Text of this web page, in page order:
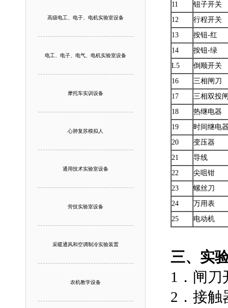
高级电工、电子、电机实验室设备
电工、电子、电气、电机实验室设备
摩托车实训设备
心肺复苏模拟人
通用技术实验室设备
劳技实验室设备
采暖通风和空调制冷实验装置
农机教学设备
11
钮子开关
12
行程开关
13
按钮-红
14
按钮-绿
L5
倒顺开关
16
三相闸刀
17
三相双投
18
热继电器
19
时间继电
20
变压器
21
导线
22
尖咀钳
23
螺丝刀
24
万用表
25
电动机
三、实
1．闸
2．接